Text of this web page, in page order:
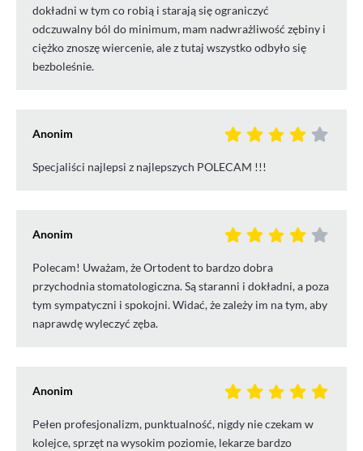
dokładni w tym co robią i starają się ograniczyć
odczuwalny ból do minimum, mam nadwrażliwość zębiny i
ciężko znoszę wiercenie, ale z tutaj wszystko odbyło się
bezboleśnie.
Anonim
Specjaliści najlepsi z najlepszych POLECAM !!!
Anonim
Polecam! Uważam, że Ortodent to bardzo dobra
przychodnia stomatologiczna. Są staranni i dokładni, a poza
tym sympatyczni i spokojni. Widać, że zależy im na tym, aby
naprawdę wyleczyć zęba.
Anonim
Pełen profesjonalizm, punktualność, nigdy nie czekam w
kolejce, sprzęt na wysokim poziomie, lekarze bardzo